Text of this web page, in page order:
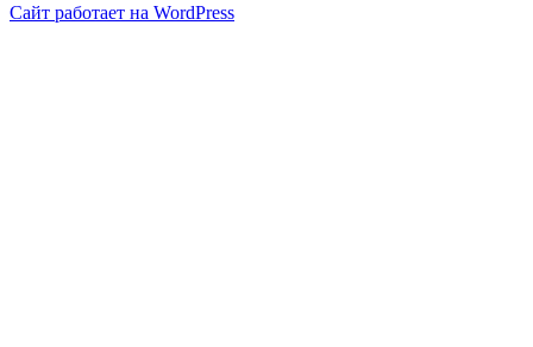
Сайт работает на WordPress